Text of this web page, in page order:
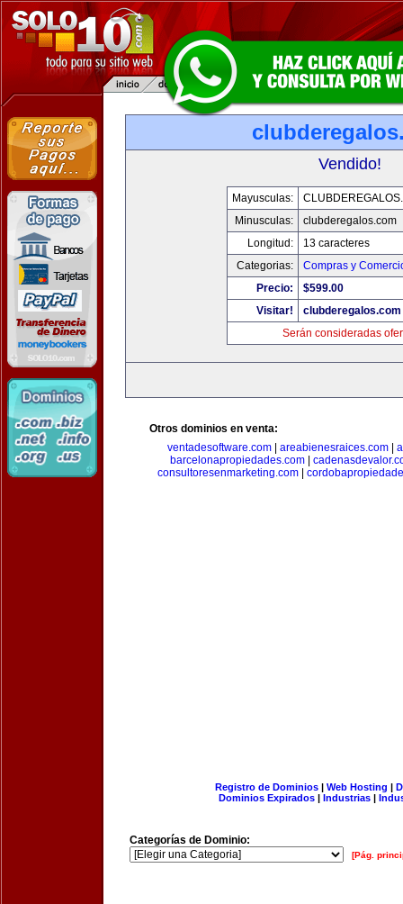
Vendido!
Mayusculas:
Minusculas:
clubderegalos.com
Longitud:
13 caracteres
Categorias:
Compras y
Precio:
$599.00
Visitar!
clubderegalos.com
Serán consideradas
Otros dominios en venta:
ventadesoftware.com| areabienesraices.com|
barcelonapropiedades.com|
consultoresenmarketing.com
Registro de Dominios| Web Hosting |
Dominios Expirados | Industrias |
Categorías de Dominio:
[Pág.